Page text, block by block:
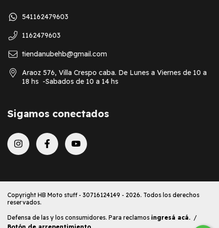
541162479603
1162479603
tiendanubehb@gmail.com
Araoz 576, Villa Crespo caba. De Lunes a Viernes de 10 a
18 hs -Sabados de 10 a 14 hs
Sigamos conectados
Copyright HB Moto stuff - 30716124149 - 2026. Todos los derechos
reservados.
Defensa de las y los consumidores. Para reclamos ingresá acá. /